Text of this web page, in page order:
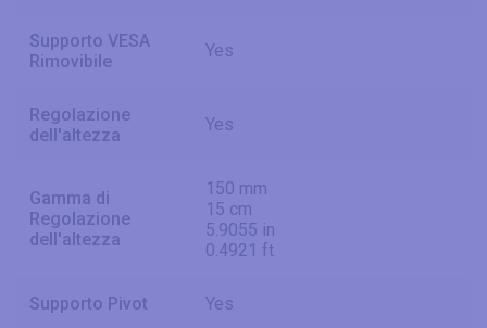
Supporto VESA
Rimovibile
Yes
Regolazione
dell'altezza
Yes
Gamma di
Regolazione
dell'altezza
150 mm
15 cm
5.9055 in
0.4921 ft
Supporto Pivot Yes